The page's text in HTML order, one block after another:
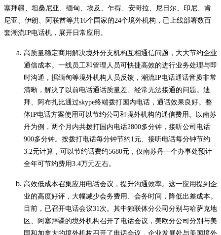
塞拜疆、坦桑尼亚、缅甸、埃及、乍得、安哥拉、尼日尔、印尼、肯
尼亚、伊朗、阿联酋等共16个国家的24个境外机构，已上线部署数百
套潮流IP电话机，展开日常应用。
高质量稳定商用解决境外分支机构互相通信问题，大大节约企业
通信成本。一线员工和管理人员可快捷高效的进行业务处理与即
时沟通，据缅甸等境外机构人员反馈，潮流IP电话通话音质非常
清晰，解决了以前电话通话质量差、经常无法接通的问题。迪
拜、阿布扎比通过skype终端拨打国内电话，通话效果良好。整
体IP电话方案使用可以节约公司和境外机构的通信费用。以南苏
丹为例，两个月内共拨打国内电话2800多分钟，接听公司电话
900多分钟。按拨打电话每分钟节约1元、接听电话每分钟节约
3.2元计算，可以节约话费约5680元，仅南苏丹一个办事处预计
全年可节约费用3.4万元左右。
高效低成本召集应用电话会议，提升沟通效率。这一应用提到企
业的高度好评，大幅减少会务费用、会务时间，降低出差成本。
目前，已召开电话会议31次。其中独联体分公司分别与哈萨克地
区、阿塞拜疆的境外机构召开了电话会议，美欧分公司分别与美
国和加拿大的境外机构召开了电话会议，企业发展处与美国境外